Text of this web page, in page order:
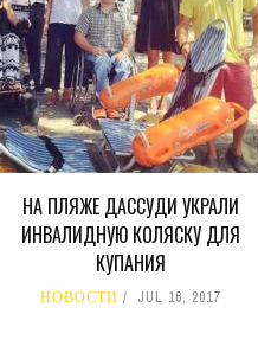
НА ПЛЯЖЕ ДАССУДИ УКРАЛИ
ИНВАЛИДНУЮ КОЛЯСКУ ДЛЯ
КУПАНИЯ
НОВОСТИ JUL 16, 2017